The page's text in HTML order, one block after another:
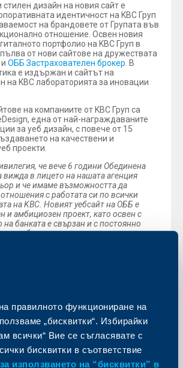
правилното функциониране на
„бисквитки“. Избирайки
всички“ Вие се съгласявате с
бисквитки в съответствие
използването на “бисквитки” в
дизайн на новия сайт е
идентичност на KBC Груп
на брандовете от Групата във
отношение. Освен новия
портфолио на KBC Груп в
от нови сайтове на дружествата
и ОББ Застрахователен брокер . В
е издържан и сайтът на
на KBC лабораторията за иновации
на компаниите от KBC Груп са
една от най-награждаваните
за уеб дизайн, с повече от 15
на качествени и
проекти.
че вече 6 години Обединена
вижда в лицето на нашата агенция
и че имаме възможността да
с работата си по всички
на KBC. Новият уебсайт на ОББ е
и амбициозен проект, като освен с
банката е свързан и с постоянно
нагласи и все по-
на дигитални услуги във
Вярвам, че създадохме
eDesign.
е най-новото допълнение в
се дигиталното портфолио
В началото на декември банката
разработената интернет
която цели да